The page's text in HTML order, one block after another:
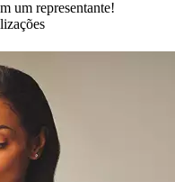
um representante!